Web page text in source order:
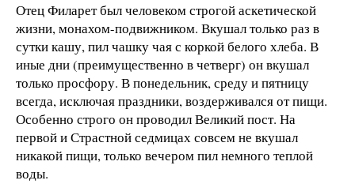
Отец Филарет был человеком строгой аскетической
жизни, монахом-подвижником. Вкушал только раз в
сутки кашу, пил чашку чая с коркой белого хлеба. В
иные дни (преимущественно в четверг) он вкушал
только просфору. В понедельник, среду и пятницу
всегда, исключая праздники, воздерживался от пищи.
Особенно строго он проводил Великий пост. На
первой и Страстной седмицах совсем не вкушал
никакой пищи, только вечером пил немного теплой
воды.